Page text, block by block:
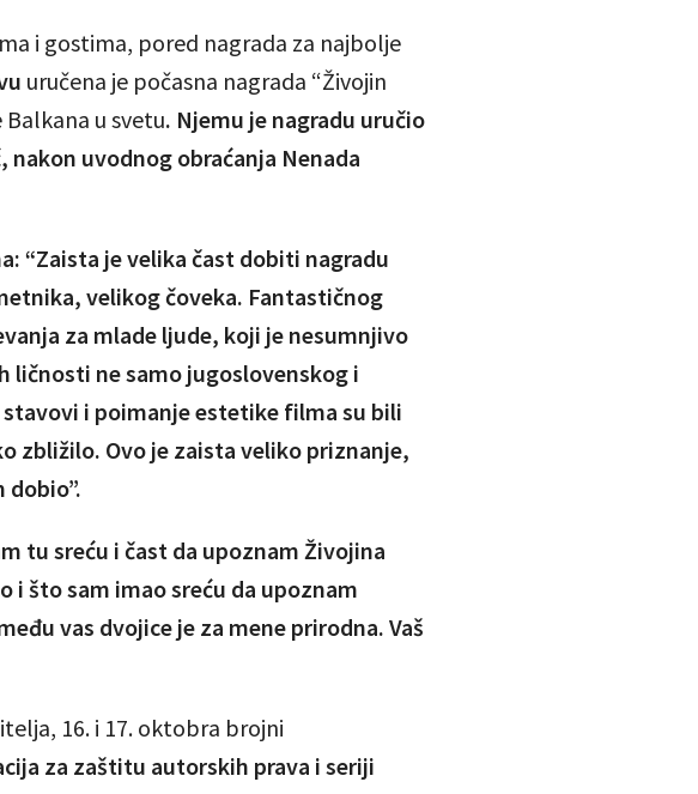
i gostima, pored nagrada za najbolje
uručena je počasna nagrada “Živojin
u svetu. Njemu je nagradu uručio
uvodnog obraćanja Nenada
“Zaista je velika čast dobiti nagradu
velikog čoveka. Fantastičnog
za mlade ljude, koji je nesumnjivo
ličnosti ne samo jugoslovenskog i
i poimanje estetike filma su bili
zbližilo. Ovo je zaista veliko priznanje,
dobio”.
tu sreću i čast da upoznam Živojina
i što sam imao sreću da upoznam
vas dvojice je za mene prirodna. Vaš
16. i 17. oktobra brojni
za zaštitu autorskih prava i seriji